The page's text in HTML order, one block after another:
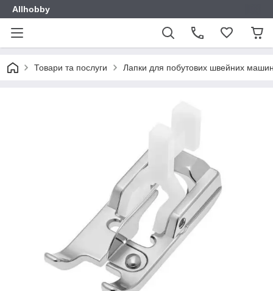
Allhobby
Товари та послуги Лапки для побутових швейних